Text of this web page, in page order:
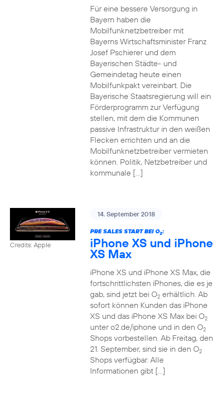
Für eine bessere Versorgung in
Bayern haben die
Mobilfunknetzbetreiber mit
Bayerns Wirtschaftsminister Franz
Josef Pschierer und dem
Bayerischen Städte- und
Gemeindetag heute einen
Mobilfunkpakt vereinbart. Die
Bayerische Staatsregierung will ein
Förderprogramm zur Verfügung
stellen, mit dem die Kommunen
passive Infrastruktur in den weißen
Flecken errichten und an die
Mobilfunknetzbetreiber vermieten
können. Politik, Netzbetreiber und
kommunale […]
Credits: Apple
14. September 2018
PRE SALES START BEI O2:
iPhone XS und iPhone
XS Max
iPhone XS und iPhone XS Max, die
fortschrittlichsten iPhones, die es je
gab, sind jetzt bei O2erhältlich. Ab
sofort können Kunden das iPhone
XS und das iPhone XS Max bei O2
unter o2.de/iphone und in den O2
Shops vorbestellen. Ab Freitag, den
21. September, sind sie in den O2
Shops verfügbar. Alle
Informationen gibt […]